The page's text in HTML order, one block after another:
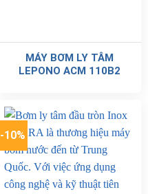
MÁY BƠM LY TÂM
LEPONO ACM 110B2
-10%